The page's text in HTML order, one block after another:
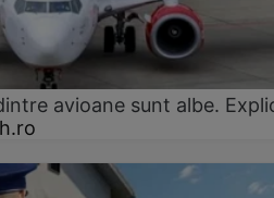
avioane sunt albe.